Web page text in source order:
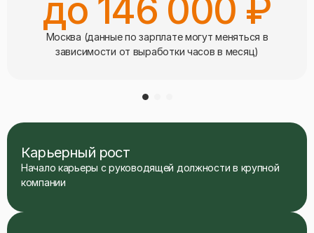
до 146 000 ₽
Москва (данные по зарплате могут меняться в
зависимости от выработки часов в месяц)
Карьерный рост
Начало карьеры с руководящей должности в крупной
компании